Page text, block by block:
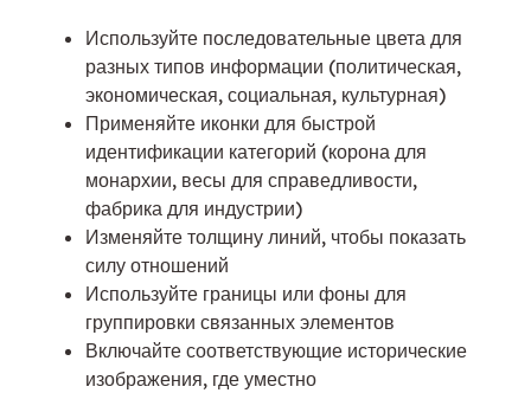
Используйте последовательные цвета для
разных типов информации (политическая,
экономическая, социальная, культурная)
Применяйте иконки для быстрой
идентификации категорий (корона для
монархии, весы для справедливости,
фабрика для индустрии)
Изменяйте толщину линий, чтобы показать
силу отношений
Используйте границы или фоны для
группировки связанных элементов
Включайте соответствующие исторические
изображения, где уместно